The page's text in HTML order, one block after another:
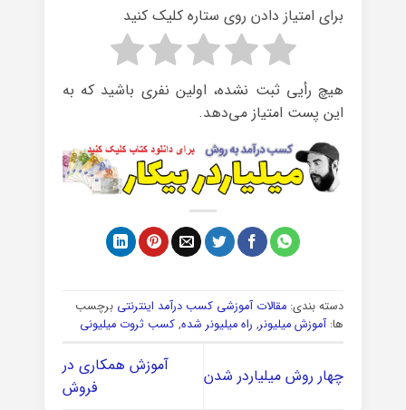
برای امتیاز دادن روی ستاره کلیک کنید
هیچ رأیی ثبت نشده، اولین نفری باشید که به
این پست امتیاز می‌دهد.
دسته بندی: مقالات آموزشی کسب درآمد اینترنتی برچسب
ها:آموزش میلیونر, راه میلیونر شده, کسب ثروت میلیونی
چهار روش میلیاردر شدن
آموزش همکاری در
فروش